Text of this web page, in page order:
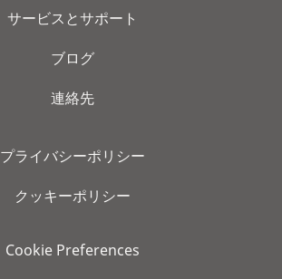
サービスとサポート
ブログ
連絡先
プライバシーポリシー
クッキーポリシー
Cookie Preferences